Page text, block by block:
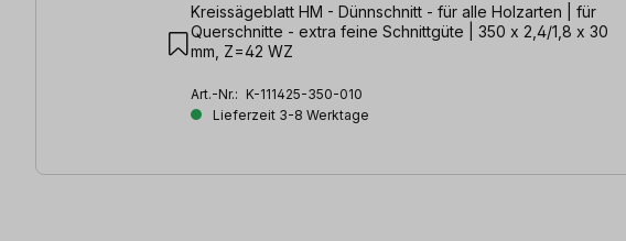
Kreissägeblatt HM - Dünnschnitt - für alle Holzarten | für
Querschnitte - extra feine Schnittgüte | 350 x 2,4/1,8 x 30
mm, Z=42 WZ
Art.-Nr.: K-111425-350-010
Lieferzeit 3-8 Werktage